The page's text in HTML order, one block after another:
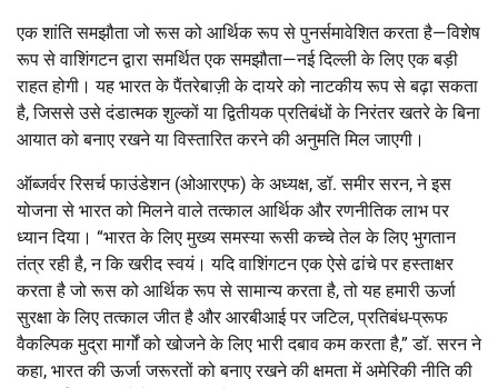
एक शांति समझौता जो रूस को आर्थिक रूप से पुनर्समावेशित करता है—विशेष
रूप से वाशिंगटन द्वारा समर्थित एक समझौता—नई दिल्ली के लिए एक बड़ी
राहत होगी। यह भारत के पैंतरेबाज़ी के दायरे को नाटकीय रूप से बढ़ा सकता
है, जिससे उसे दंडात्मक शुल्कों या द्वितीयक प्रतिबंधों के निरंतर खतरे के बिना
आयात को बनाए रखने या विस्तारित करने की अनुमति मिल जाएगी।
ऑब्जर्वर रिसर्च फाउंडेशन (ओआरएफ) के अध्यक्ष, डॉ. समीर सरन, ने इस
योजना से भारत को मिलने वाले तत्काल आर्थिक और रणनीतिक लाभ पर
ध्यान दिया। “भारत के लिए मुख्य समस्या रूसी कच्चे तेल के लिए भुगतान
तंत्र रही है, न कि खरीद स्वयं। यदि वाशिंगटन एक ऐसे ढांचे पर हस्ताक्षर
करता है जो रूस को आर्थिक रूप से सामान्य करता है, तो यह हमारी ऊर्जा
सुरक्षा के लिए तत्काल जीत है और आरबीआई पर जटिल, प्रतिबंध-प्रूफ
वैकल्पिक मुद्रा मार्गों को खोजने के लिए भारी दबाव कम करता है,” डॉ. सरन ने
कहा, भारत की ऊर्जा जरूरतों को बनाए रखने की क्षमता में अमेरिकी नीति की